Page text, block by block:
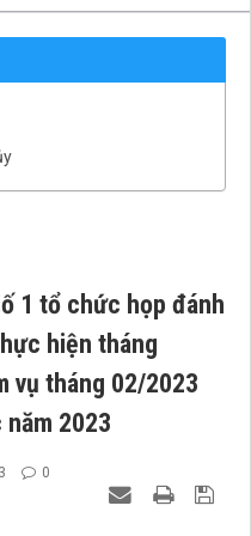
1 tổ chức họp đánh
hiện tháng
vụ tháng 02/2023
2023
0